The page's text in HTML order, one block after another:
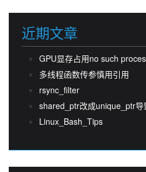
近期文章
GPU显存占用no such
多线程函数传参慎用引用
rsync_filter
shared_ptr改成unique_ptr导
Linux_Bash_Tips